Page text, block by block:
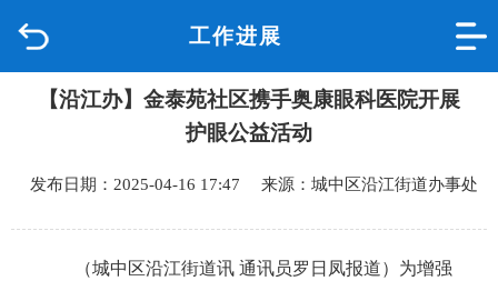
工作进展
品质城中
政府信息公开
【沿江办】金泰苑社区携手奥康眼科医院开展
护眼公益活动
发布日期：2025-04-16 17:47 来源：城中区沿江街道办事处
（城中区沿江街道讯 通讯员罗日凤报道）为增强